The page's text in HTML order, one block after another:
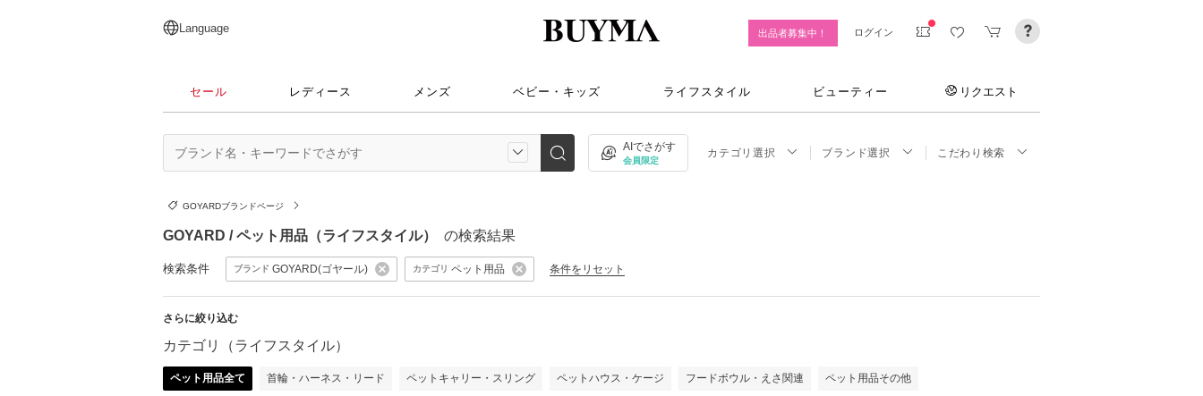
日本語
English
简体中文
繁體中文
Language 出品者募集中！ ログイン
セール レディース メンズ ベビー・キッズ ライフスタイル ビューティー リクエスト
AIでさがす
会員限定
カテゴリ選択 ブランド選択 こだわり検索
GOYARDブランドページ
GOYARD / ペット用品（ライフスタイル） の検索結果
検索条件 ブランド GOYARD(ゴヤール) カテゴリ ペット用品 条件をリセット
さらに絞り込む
カテゴリ（ライフスタイル）
ペット用品全て 首輪・ハーネス・リード ペットキャリー・スリング ペットハウス・ケージ フードボウル・えさ関連 ペット用品その他